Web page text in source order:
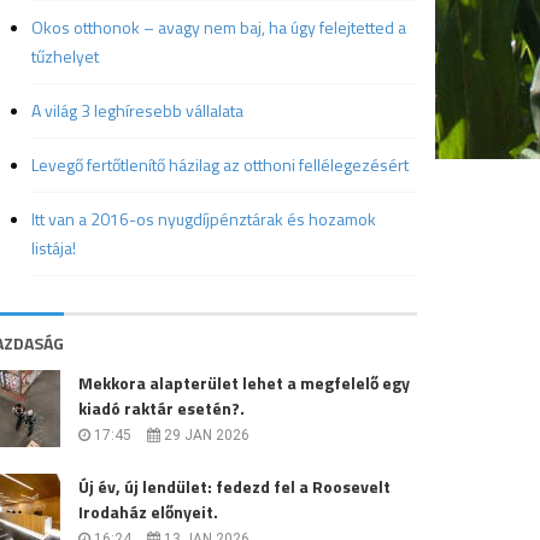
Okos otthonok – avagy nem baj, ha úgy felejtetted a
tűzhelyet
A világ 3 leghíresebb vállalata
Levegő fertőtlenítő házilag az otthoni fellélegezésért
Itt van a 2016-os nyugdíjpénztárak és hozamok
listája!
Mekkora alapterület lehet a megfelelő egy
kiadó raktár esetén?.
17:45 29 JAN 2026
Új év, új lendület: fedezd fel a Roosevelt
Irodaház előnyeit.